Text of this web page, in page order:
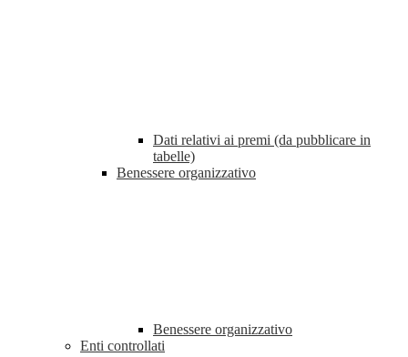
Dati relativi ai premi (da pubblicare in
tabelle)
Benessere organizzativo
Benessere organizzativo
Enti controllati